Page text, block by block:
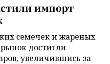
импорт
семечек и жареных
достигли
увеличившись за